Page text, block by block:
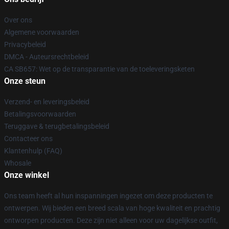
Over ons
Algemene voorwaarden
Privacybeleid
DMCA - Auteursrechtbeleid
CA SB657: Wet op de transparantie van de toeleveringsketen
Onze steun
Verzend- en leveringsbeleid
Betalingsvoorwaarden
Teruggave & terugbetalingsbeleid
Contacteer ons
Klantenhulp (FAQ)
Whosale
Onze winkel
Ons team heeft al hun inspanningen ingezet om deze producten te
ontwerpen. Wij bieden een breed scala van hoge kwaliteit en prachtig
ontworpen producten. Deze zijn niet alleen voor uw dagelijkse outfit,